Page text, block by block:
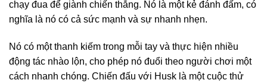
chạy đua để giành chiến thắng. Nó là một kẻ đánh đấm, có
nghĩa là nó có cả sức mạnh và sự nhanh nhẹn.
Nó có một thanh kiếm trong mỗi tay và thực hiện nhiều
động tác nhào lộn, cho phép nó đuổi theo người chơi một
cách nhanh chóng. Chiến đấu với Husk là một cuộc thử